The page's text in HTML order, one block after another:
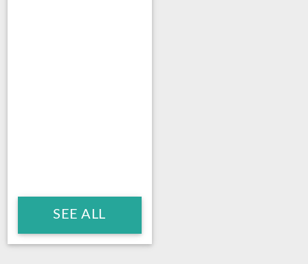
SEE ALL